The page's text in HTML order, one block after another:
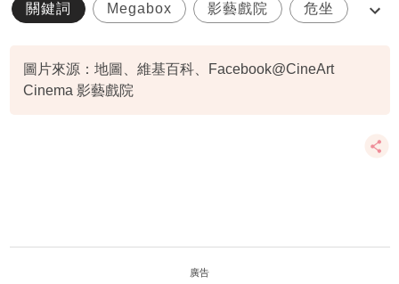
關鍵詞 Megabox 影藝戲院 危坐
圖片來源：地圖、維基百科、Facebook@CineArt
Cinema 影藝戲院
廣告